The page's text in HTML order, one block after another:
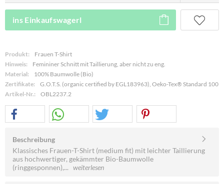
ins Einkaufswagerl
Produkt:
Frauen T-Shirt
Hinweis:
Femininer Schnitt mit Taillierung, aber nicht zu eng.
Material:
100% Baumwolle (Bio)
Zertifikate:
G.O.T.S. (organic certified by EGL183963), Oeko-Tex® Standard 100
Artikel-Nr.:
OBL2237.2
Beschreibung
Klassisches Frauen-T-Shirt (medium fit) mit leichter Taillierung
aus hochwertiger, gekämmter Bio-Baumwolle
(ringgesponnen),... weiterlesen